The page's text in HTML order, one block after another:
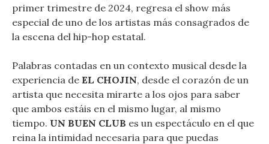
primer trimestre de 2024, regresa el show más
especial de uno de los artistas más consagrados de
la escena del hip-hop estatal.
Palabras contadas en un contexto musical desde la
experiencia de EL CHOJIN, desde el corazón de un
artista que necesita mirarte a los ojos para saber
que ambos estáis en el mismo lugar, al mismo
tiempo. UN BUEN CLUB es un espectáculo en el que
reina la intimidad necesaria para que puedas